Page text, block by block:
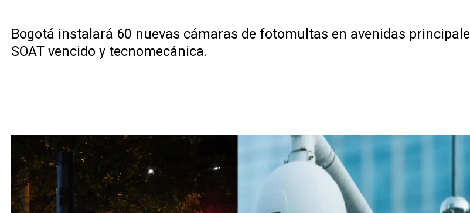
Bogotá instalará 60 nuevas cámaras de fotomultas en avenidas
SOAT vencido y tecnomecánica.